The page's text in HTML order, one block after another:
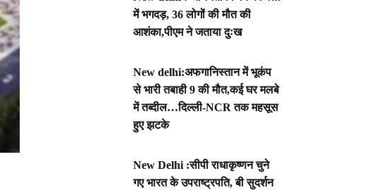
में भगदड़, 36 लोगों की मौत की
आशंका,पीएम ने जताया दुःख
New delhi:अफगानिस्तान में भूकंप
से भारी तबाही 9 की मौत,कई घर मलबे
में तब्दील…दिल्ली-NCR तक महसूस
हुए झटके
New Delhi :सीपी राधाकृष्णन चुने
गए भारत के उपराष्ट्रपति, बी सुदर्शन